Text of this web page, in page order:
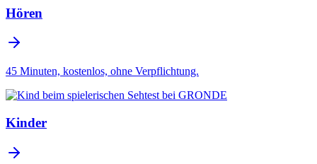
Hören
45 Minuten, kostenlos, ohne Verpflichtung.
Kinder